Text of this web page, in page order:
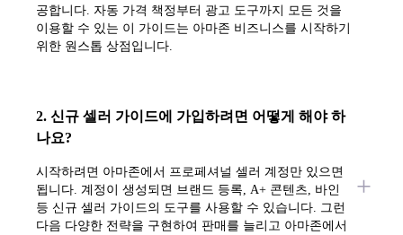
공합니다. 자동 가격 책정부터 광고 도구까지 모든 것을
이용할 수 있는 이 가이드는 아마존 비즈니스를 시작하기
위한 원스톱 상점입니다.
2. 신규 셀러 가이드에 가입하려면 어떻게 해야 하
나요?
시작하려면 아마존에서 프로페셔널 셀러 계정만 있으면
됩니다. 계정이 생성되면 브랜드 등록, A+ 콘텐츠, 바인
등 신규 셀러 가이드의 도구를 사용할 수 있습니다. 그런
다음 다양한 전략을 구현하여 판매를 늘리고 아마존에서